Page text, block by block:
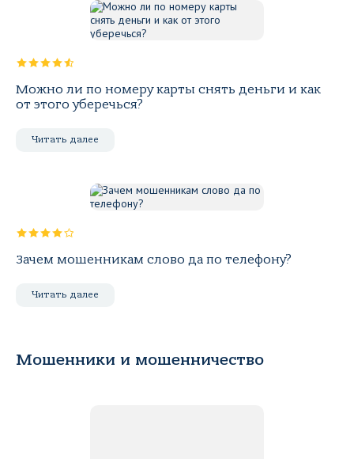
Можно ли по номеру карты снять деньги и как
от этого уберечься?
Читать далее
Зачем мошенникам слово да по телефону?
Читать далее
Мошенники и мошенничество